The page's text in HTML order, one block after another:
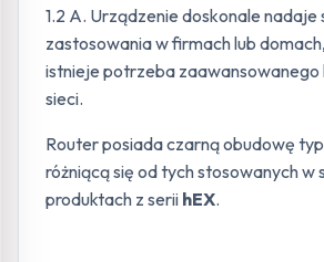
1.2 A. Urządzenie doskonale nadaje
zastosowania w firmach lub
istnieje potrzeba
sieci.
Router posiada czarną obudowę
różniącą się od tych stosowanych w
produktach z serii hEX.